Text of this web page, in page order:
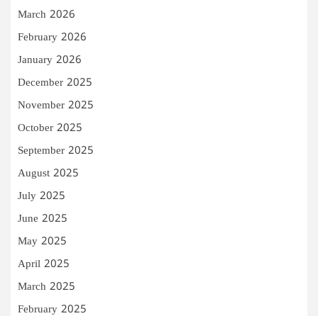
March 2026
February 2026
January 2026
December 2025
November 2025
October 2025
September 2025
August 2025
July 2025
June 2025
May 2025
April 2025
March 2025
February 2025